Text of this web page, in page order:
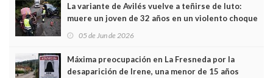
La variante de Avilés vuelve a teñirse de luto:
muere un joven de 32 años en un violento choque
05 de Jun de 2026
Máxima preocupación en La Fresneda por la
desaparición de Irene, una menor de 15 años